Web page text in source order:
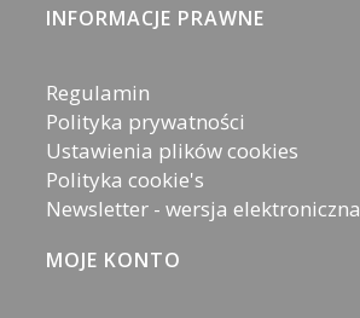
Linki w stopce
INFORMACJE PRAWNE
Regulamin
Polityka prywatności
Ustawienia plików cookies
Polityka cookie's
Newsletter - wersja elektroniczna
MOJE KONTO